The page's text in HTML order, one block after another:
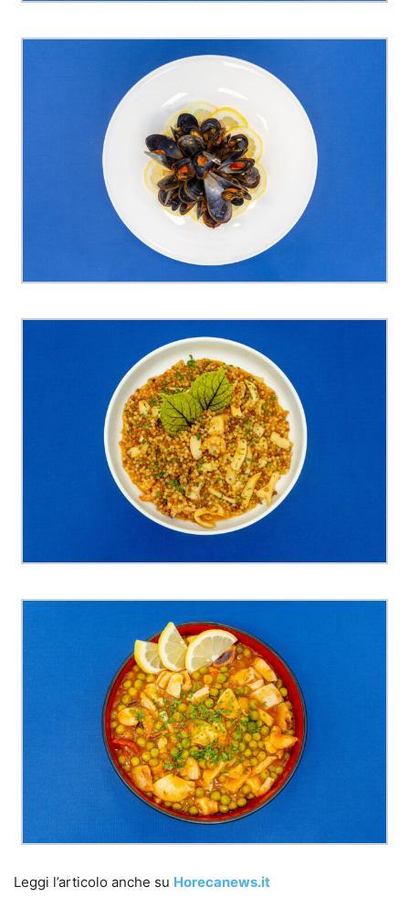
Leggi l’articolo anche su Horecanews.it